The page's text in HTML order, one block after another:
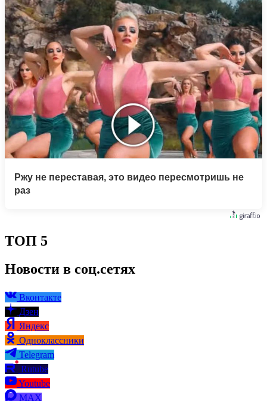
Ржу не переставая, это видео пересмотришь не
раз
ТОП 5
Новости в соц.сетях
Вконтакте
Дзен
Яндекс
Одноклассники
Telegram
Rutube
Youtube
MAX